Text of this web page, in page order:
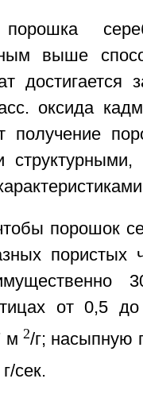
выше
оксида
получение
порошок
пористых
от 0,5
м 2/г; насыпную
сек.